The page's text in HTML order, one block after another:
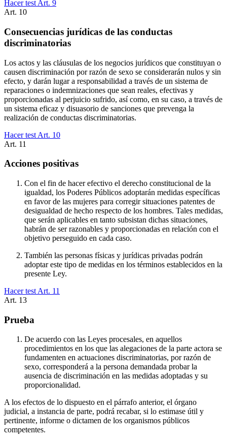
Hacer test Art. 9
Art. 10
Consecuencias jurídicas de las conductas
discriminatorias
Los actos y las cláusulas de los negocios jurídicos que constituyan o
causen discriminación por razón de sexo se considerarán nulos y sin
efecto, y darán lugar a responsabilidad a través de un sistema de
reparaciones o indemnizaciones que sean reales, efectivas y
proporcionadas al perjuicio sufrido, así como, en su caso, a través de
un sistema eficaz y disuasorio de sanciones que prevenga la
realización de conductas discriminatorias.
Hacer test Art. 10
Art. 11
Acciones positivas
Con el fin de hacer efectivo el derecho constitucional de la
igualdad, los Poderes Públicos adoptarán medidas específicas
en favor de las mujeres para corregir situaciones patentes de
desigualdad de hecho respecto de los hombres. Tales medidas,
que serán aplicables en tanto subsistan dichas situaciones,
habrán de ser razonables y proporcionadas en relación con el
objetivo perseguido en cada caso.
También las personas físicas y jurídicas privadas podrán
adoptar este tipo de medidas en los términos establecidos en la
presente Ley.
Hacer test Art. 11
Art. 13
Prueba
De acuerdo con las Leyes procesales, en aquellos
procedimientos en los que las alegaciones de la parte actora se
fundamenten en actuaciones discriminatorias, por razón de
sexo, corresponderá a la persona demandada probar la
ausencia de discriminación en las medidas adoptadas y su
proporcionalidad.
A los efectos de lo dispuesto en el párrafo anterior, el órgano
judicial, a instancia de parte, podrá recabar, si lo estimase útil y
pertinente, informe o dictamen de los organismos públicos
competentes.